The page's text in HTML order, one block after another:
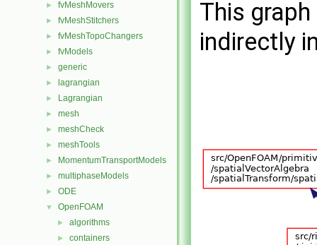
► fvMeshMovers
► fvMeshStitchers
► fvMeshTopoChangers
► fvModels
► generic
► lagrangian
► Lagrangian
► mesh
► meshCheck
► meshTools
► MomentumTransportModels
► multiphaseModels
► ODE
▼ OpenFOAM
► algorithms
► containers
This
indirectly